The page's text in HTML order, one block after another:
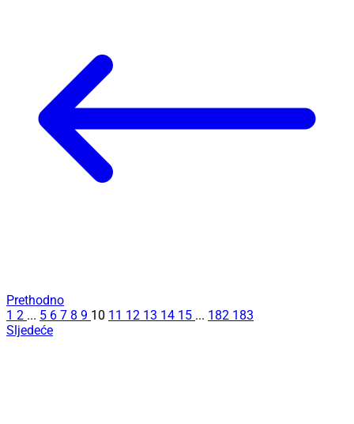
Prethodno
1 2 ... 5 6 7 8 9 10 11 12 13 14 15 ... 182 183
Sljedeće